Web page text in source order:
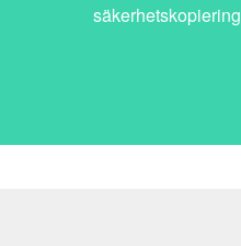
säkerhetskopiering